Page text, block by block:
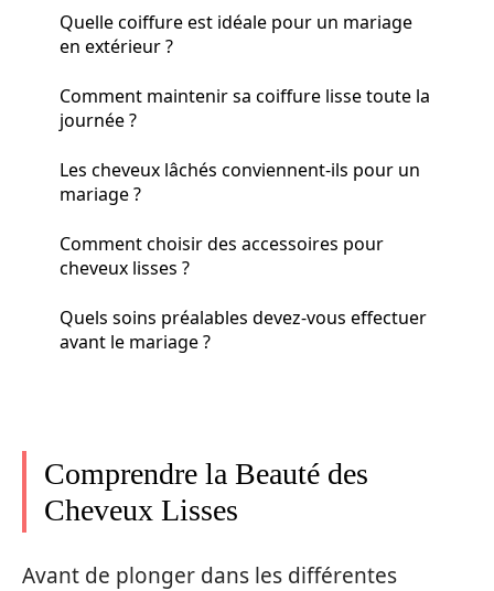
Quelle coiffure est idéale pour un mariage
en extérieur ?
Comment maintenir sa coiffure lisse toute la
journée ?
Les cheveux lâchés conviennent-ils pour un
mariage ?
Comment choisir des accessoires pour
cheveux lisses ?
Quels soins préalables devez-vous effectuer
avant le mariage ?
Comprendre la Beauté des
Cheveux Lisses
Avant de plonger dans les différentes